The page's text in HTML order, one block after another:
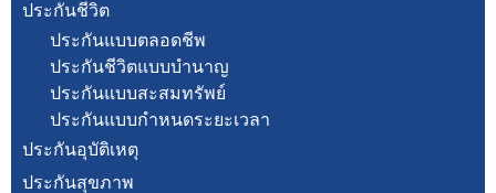
ประกันชีวิต
ประกันแบบตลอดชีพ
ประกันชีวิตแบบบำนาญ
ประกันแบบสะสมทรัพย์
ประกันแบบกำหนดระยะเวลา
ประกันอุบัติเหตุ
ประกันสุขภาพ